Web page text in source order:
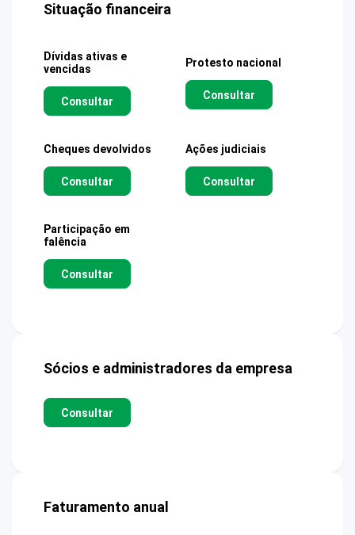
Situação financeira
Dívidas ativas e
vencidas
Consultar
Protesto nacional
Consultar
Cheques devolvidos
Consultar
Ações judiciais
Consultar
Participação em
falência
Consultar
Sócios e administradores da empresa
Consultar
Faturamento anual